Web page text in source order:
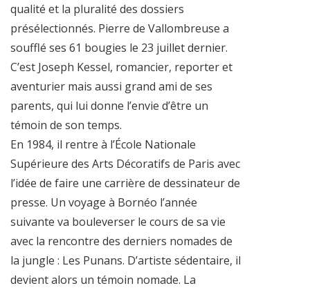
qualité et la pluralité des dossiers
présélectionnés. Pierre de Vallombreuse a
soufflé ses 61 bougies le 23 juillet dernier.
C’est Joseph Kessel, romancier, reporter et
aventurier mais aussi grand ami de ses
parents, qui lui donne l’envie d’être un
témoin de son temps.
En 1984, il rentre à l’École Nationale
Supérieure des Arts Décoratifs de Paris avec
l’idée de faire une carrière de dessinateur de
presse. Un voyage à Bornéo l’année
suivante va bouleverser le cours de sa vie
avec la rencontre des derniers nomades de
la jungle : Les Punans. D’artiste sédentaire, il
devient alors un témoin nomade. La